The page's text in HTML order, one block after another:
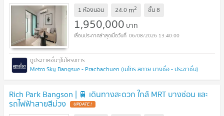
1 ห้องนอน 24.0 m2 ชั้น8
1,950,000 บาท
06/08/2026 13:40:00
Metro Sky Bangsue - Prachachuen (เมโทร สกาย บางซื่อ - ประชาชื่น)
Rich Park Bangson | 🚆 เดินทางสะดวก ใกล้ MRT บางซ่อน และ
รถไฟฟ้าสายสีม่วง